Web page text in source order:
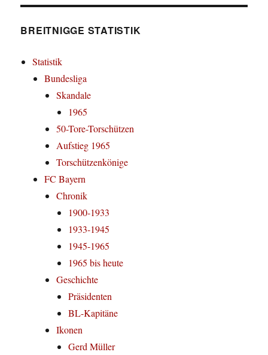
BREITNIGGE STATISTIK
Statistik
Bundesliga
Skandale
1965
50-Tore-Torschützen
Aufstieg 1965
Torschützenkönige
FC Bayern
Chronik
1900-1933
1933-1945
1945-1965
1965 bis heute
Geschichte
Präsidenten
BL-Kapitäne
Ikonen
Gerd Müller